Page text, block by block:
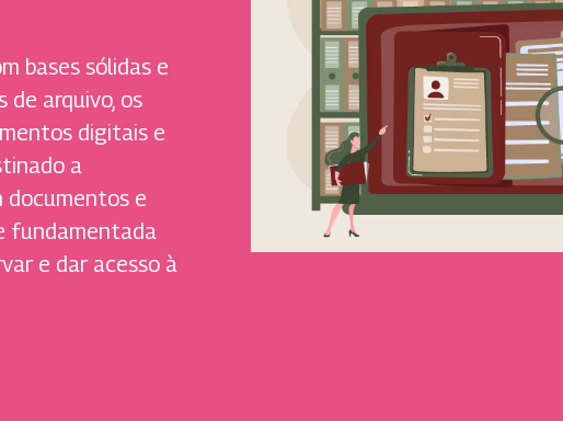
bases sólidas e
de arquivo, os
digitais e
a
documentos e
fundamentada
e dar acesso à